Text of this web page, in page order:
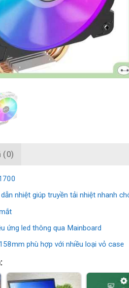
(0)
nhiệt giúp truyền tải nhiệt nhanh
ứng led thông qua Mainboard
phù hợp với nhiều loại vỏ case